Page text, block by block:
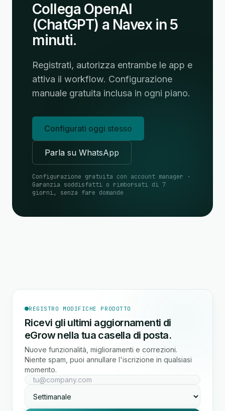
Collega OpenAI
(ChatGPT) a Navex in 5
minuti.
Registrati, autorizza entrambe le app e
attiva il workflow. Configurazione
manuale gratuita inclusa in ogni piano.
Configurati oggi stesso
Parla su WhatsApp
Configurazione gratuita con account manager ·
Garanzia soddisfatti o rimborsati di 7
giorni, senza fare domande
REGISTRO MODIFICHE PRODOTTO
Ricevi gli ultimi aggiornamenti di
eGrow nella tua casella di posta.
Nuove funzionalità, miglioramenti e correzioni.
Niente spam, puoi annullare l'iscrizione in qualsiasi
momento.